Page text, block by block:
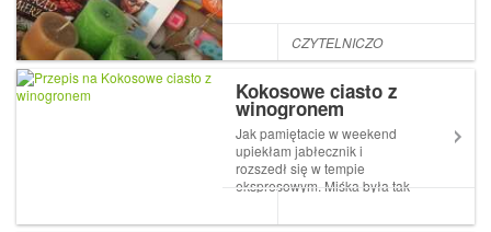
ranczu w Montanie. Choć jest
bardzo mocno skupiona na
CZYTELNICZO
Kokosowe ciasto z
winogronem
Jak pamiętacie w weekend
upiekłam jabłecznik i
rozszedł się w tempie
ekspresowym. Miśka była tak
porcji, że dosłownie od razu